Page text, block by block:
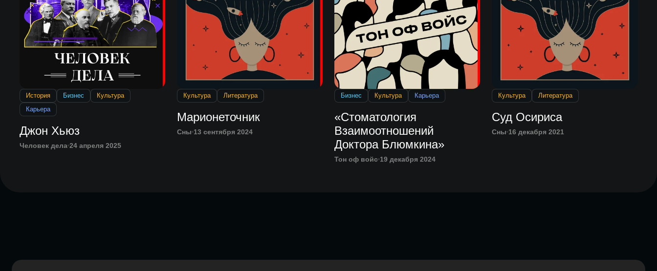
История Бизнес
Культура
Карьера
Джон Хьюз
Человек дела 24 апреля 2025
Культура Литература
Марионеточник
Сны 13 сентября 2024
Бизнес Культура Карьера
«Стоматология
Взаимоотношений
Доктора Блюмкина»
Тон оф войс 19 декабря 2024
Культура Литература
Суд Осириса
Сны 16 декабря 2021